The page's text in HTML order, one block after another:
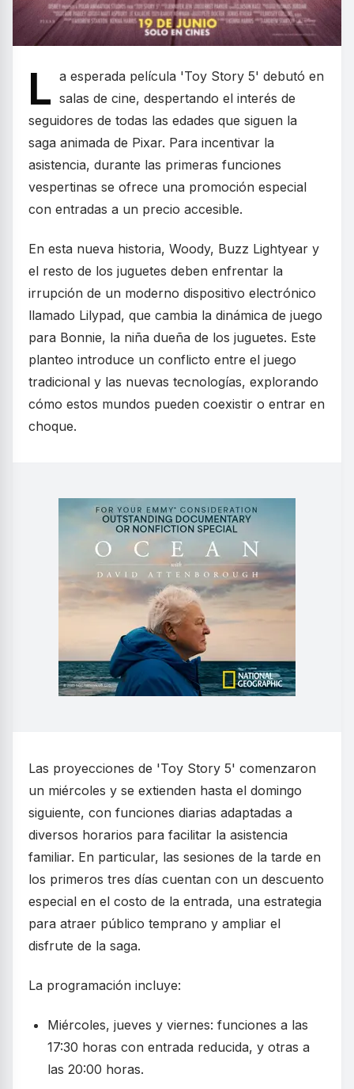
L a esperada película 'Toy Story 5' debutó en
salas de cine, despertando el interés de
seguidores de todas las edades que siguen la
saga animada de Pixar. Para incentivar la
asistencia, durante las primeras funciones
vespertinas se ofrece una promoción especial
con entradas a un precio accesible.
En esta nueva historia, Woody, Buzz Lightyear y
el resto de los juguetes deben enfrentar la
irrupción de un moderno dispositivo electrónico
llamado Lilypad, que cambia la dinámica de juego
para Bonnie, la niña dueña de los juguetes. Este
planteo introduce un conflicto entre el juego
tradicional y las nuevas tecnologías, explorando
cómo estos mundos pueden coexistir o entrar en
choque.
Las proyecciones de 'Toy Story 5' comenzaron
un miércoles y se extienden hasta el domingo
siguiente, con funciones diarias adaptadas a
diversos horarios para facilitar la asistencia
familiar. En particular, las sesiones de la tarde en
los primeros tres días cuentan con un descuento
especial en el costo de la entrada, una estrategia
para atraer público temprano y ampliar el
disfrute de la saga.
La programación incluye:
Miércoles, jueves y viernes: funciones a las
17:30 horas con entrada reducida, y otras a
las 20:00 horas.